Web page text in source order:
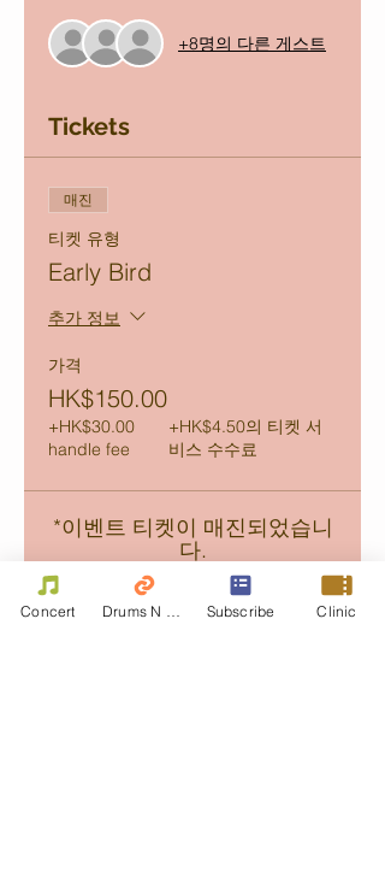
+8명의 다른 게스트
Tickets
매진
티켓 유형
Early Bird
추가 정보
가격
HK$150.00
+HK$30.00
handle fee
+HK$4.50의 티켓 서
비스 수수료
*이벤트 티켓이 매진되었습니
다.
Concert Subscribe Clinic